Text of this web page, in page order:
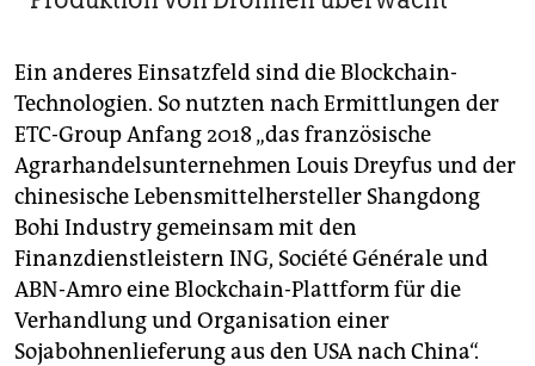
Ein anderes Einsatzfeld sind die Blockchain-
Technologien. So nutzten nach Ermittlungen der
ETC-Group Anfang 2018 „das französische
Agrarhandelsunternehmen Louis Dreyfus und der
chinesische Lebensmittelhersteller Shangdong
Bohi Industry gemeinsam mit den
Finanzdienstleistern ING, Société Générale und
ABN-Amro eine Blockchain-Plattform für die
Verhandlung und Organisation einer
Sojabohnenlieferung aus den USA nach China“.